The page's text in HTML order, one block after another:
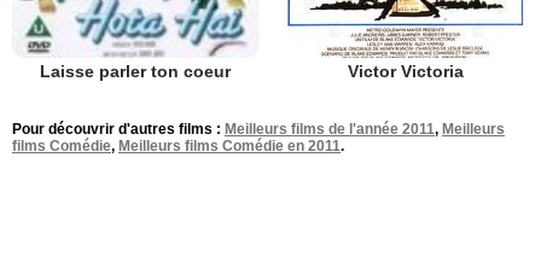
Laisse parler ton coeur Victor Victoria
Pour découvrir d'autres films : Meilleurs films de l'année 2011, Meilleurs
films Comédie, Meilleurs films Comédie en 2011.